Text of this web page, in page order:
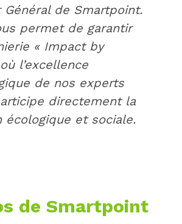
Général de Smartpoint.
permet de garantir
« Impact by
l’excellence
de nos experts
directement la
écologique et sociale.
de Smartpoint